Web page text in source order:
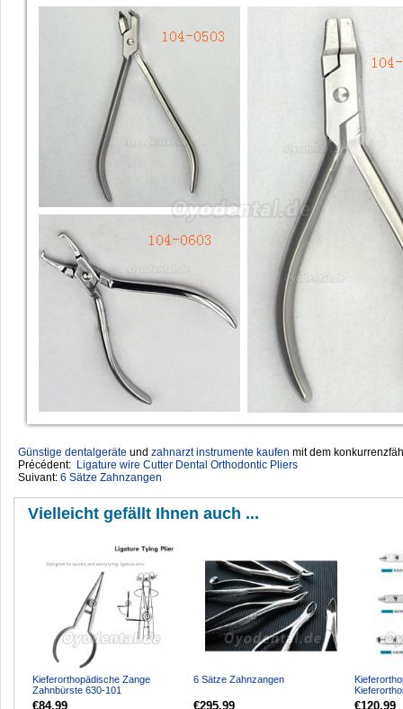
Günstige dentalgeräte ‎ und zahnarzt instrumente kaufen mit dem
Précédent: Ligature wire Cutter Dental Orthodontic Pliers
Suivant: 6 Sätze Zahnzangen
Vielleicht gefällt Ihnen auch ...
Kieferorthopädische Zange
Zahnbürste 630-101
€84.99
6 Sätze Zahnzangen
€295.99 €120.99